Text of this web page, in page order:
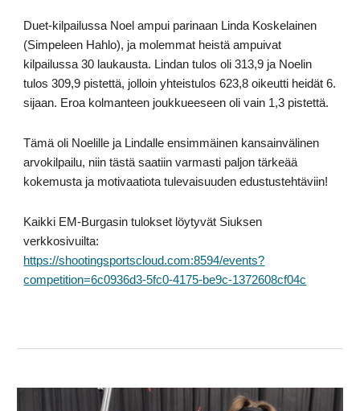
Duet-kilpailussa Noel ampui parinaan Linda Koskelainen
(Simpeleen Hahlo), ja molemmat heistä ampuivat
kilpailussa 30 laukausta. Lindan tulos oli 313,9 ja Noelin
tulos 309,9 pistettä, jolloin yhteistulos 623,8 oikeutti heidät 6.
sijaan. Eroa kolmanteen joukkueeseen oli vain 1,3 pistettä.
Tämä oli Noelille ja Lindalle ensimmäinen kansainvälinen
arvokilpailu, niin tästä saatiin varmasti paljon tärkeää
kokemusta ja motivaatiota tulevaisuuden edustustehtäviin!
Kaikki EM-Burgasin tulokset löytyvät Siuksen
verkkosivuilta:
https://shootingsportscloud.com:8594/events?
competition=6c0936d3-5fc0-4175-be9c-1372608cf04c